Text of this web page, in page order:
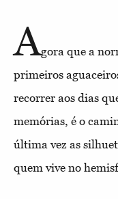
Agora que a
primeiros
recorrer aos dias
memórias, é o
última vez as
quem vive no